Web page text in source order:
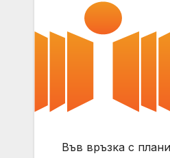
Във връзка с